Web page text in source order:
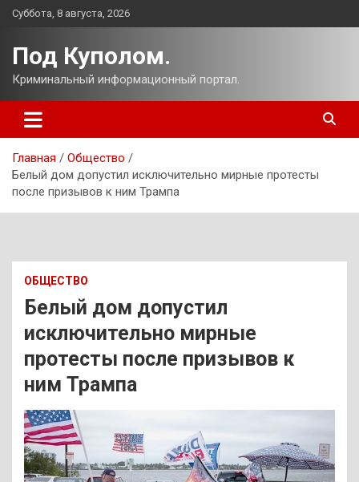
Перейти
Суббота, 8 августа, 2026
Под Куполом.
Криминальный информационный портал.
Главная
Общество
Белый дом допустил исключительно мирные протесты
после призывов к ним Трампа
ОБЩЕСТВО
Белый дом допустил
исключительно мирные
протесты после призывов к
ним Трампа